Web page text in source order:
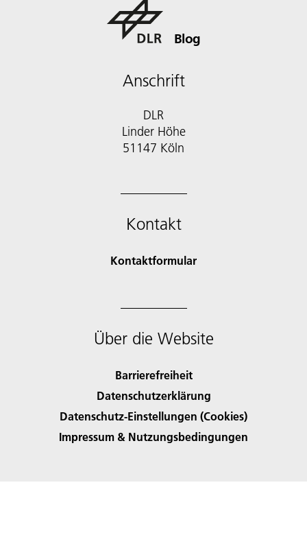
Blog
Anschrift
DLR
Linder Höhe
51147 Köln
Kontakt
Kontaktformular
Über die Website
Barrierefreiheit
Datenschutzerklärung
Datenschutz-Einstellungen (Cookies)
Impressum & Nutzungsbedingungen